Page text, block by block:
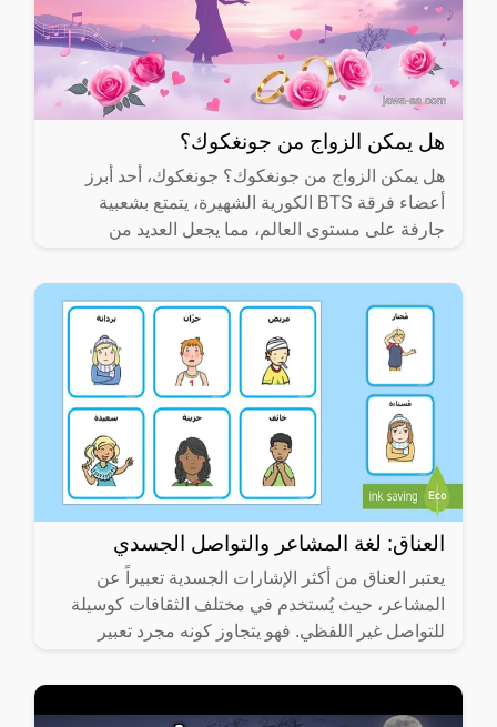
هل يمكن الزواج من جونغكوك؟
هل يمكن الزواج من جونغكوك؟ جونغكوك، أحد أبرز
أعضاء فرقة BTS الكورية الشهيرة، يتمتع بشعبية
جارفة على مستوى العالم، مما يجعل العديد من
العناق: لغة المشاعر والتواصل الجسدي
يعتبر العناق من أكثر الإشارات الجسدية تعبيراً عن
المشاعر، حيث يُستخدم في مختلف الثقافات كوسيلة
للتواصل غير اللفظي. فهو يتجاوز كونه مجرد تعبير